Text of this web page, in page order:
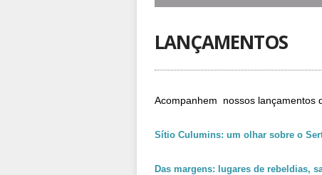
LANÇAMENTOS
Acompanhem  nossos lançamentos
Sítio Culumins: um olhar sobre o
Das margens: lugares de rebeldias,